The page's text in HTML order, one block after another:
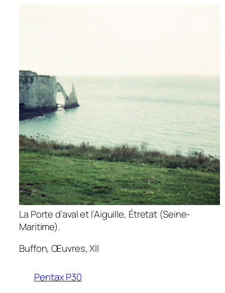
La Porte d’aval et l’Aiguille, Étretat (Seine-
Maritime).
Buffon,Œuvres, XII
Pentax P30